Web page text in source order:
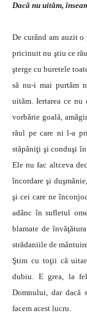
Dacă nu uităm,
De curând am auzit o
pricinuit nu ştiu ce
şterge cu buretele
să nu-i mai purtăm
uităm. Iertarea ce nu
vorbărie goală,
răul pe care ni l-a
stăpâniţi şi conduşi în
Ele nu fac altceva
încordare şi
şi cei care ne
adânc în sufletul
blamate de
strădaniile de
Ştim cu toţii că
dubiu. E grea, la
Domnului, dar dacă
facem acest lucru.